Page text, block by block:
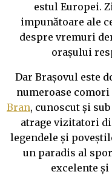
estul Europei.
impunătoare ale
despre vremuri
orașului
Dar Brașovul este
numeroase
Bran, cunoscut și
atrage vizitatori
legendele și
un paradis al
excelente și